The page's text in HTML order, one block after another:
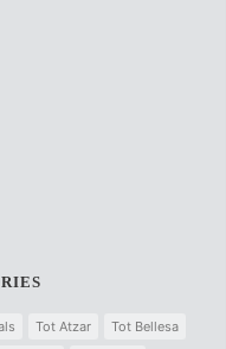
Tot Atzar
Tot Bellesa